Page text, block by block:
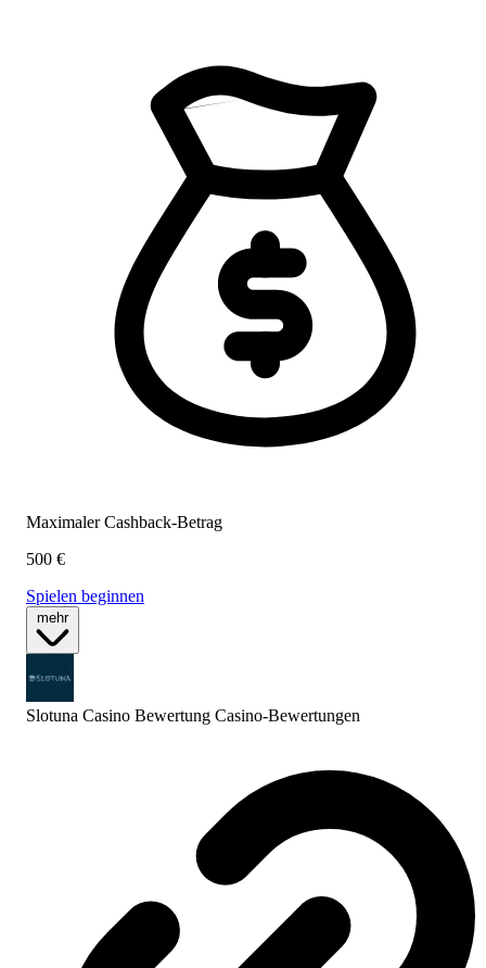
Maximaler Cashback-Betrag
500 €
Spielen beginnen
mehr
Slotuna Casino Bewertung Casino-Bewertungen